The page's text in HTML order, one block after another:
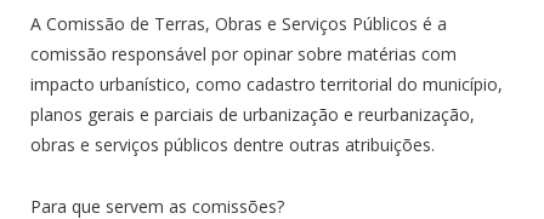
A Comissão de Terras, Obras e Serviços Públicos é a
comissão responsável por opinar sobre matérias com
impacto urbanístico, como cadastro territorial do município,
planos gerais e parciais de urbanização e reurbanização,
obras e serviços públicos dentre outras atribuições.
Para que servem as comissões?